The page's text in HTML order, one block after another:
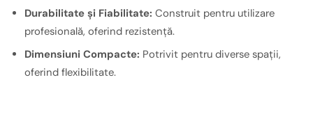
Durabilitate și Fiabilitate: Construit pentru utilizare
profesională, oferind rezistență.
Dimensiuni Compacte: Potrivit pentru diverse spații,
oferind flexibilitate.